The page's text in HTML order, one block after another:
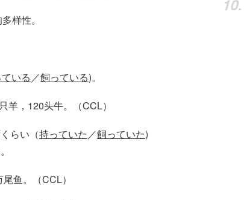
样性。
いる ／飼っている)。
羊，120头牛。（CCL）
らい（持っていた ／飼っていた)
鱼。（CCL）